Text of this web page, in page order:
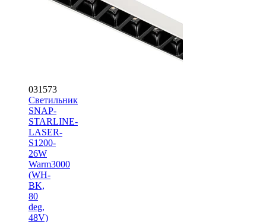
031573
Светильник
SNAP-
STARLINE-
LASER-
S1200-
26W
Warm3000
(WH-
BK,
80
deg,
48V)